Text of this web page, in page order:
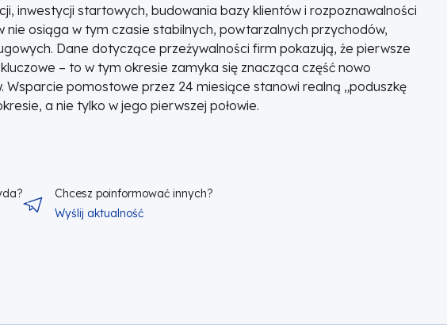
inwestycji startowych, budowania bazy klientów i rozpoznawalności
nie osiąga w tym czasie stabilnych, powtarzalnych przychodów,
Dane dotyczące przeżywalności firm pokazują, że pierwsze
– to w tym okresie zamyka się znacząca część nowo
Wsparcie pomostowe przez 24 miesiące stanowi realną „poduszkę
a nie tylko w jego pierwszej połowie.
Chcesz poinformować innych?
Wyślij aktualność